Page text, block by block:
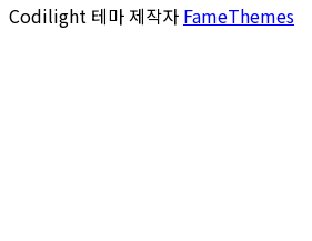
Codilight 테마 제작자 FameThemes